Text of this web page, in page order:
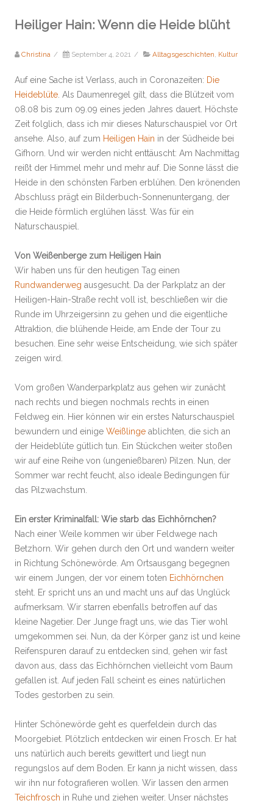
Heiliger Hain: Wenn die Heide blüht
Christina / September 4, 2021 / Alltagsgeschichten Kultur
Auf eine Sache ist Verlass, auch in Coronazeiten: Die
Heideblüte . Als Daumenregel gilt, dass die Blützeit vom
08.08 bis zum 09.09 eines jeden Jahres dauert. Höchste
Zeit folglich, dass ich mir dieses Naturschauspiel vor Ort
ansehe. Also, auf zum Heiligen Hain in der Südheide bei
Gifhorn. Und wir werden nicht enttäuscht: Am Nachmittag
reißt der Himmel mehr und mehr auf. Die Sonne lässt die
Heide in den schönsten Farben erblühen. Den krönenden
Abschluss prägt ein Bilderbuch-Sonnenuntergang, der
die Heide förmlich erglühen lässt. Was für ein
Naturschauspiel.
Von Weißenberge zum Heiligen Hain
Wir haben uns für den heutigen Tag einen
Rundwanderweg ausgesucht. Da der Parkplatz an der
Heiligen-Hain-Straße recht voll ist, beschließen wir die
Runde im Uhrzeigersinn zu gehen und die eigentliche
Attraktion, die blühende Heide, am Ende der Tour zu
besuchen. Eine sehr weise Entscheidung, wie sich später
zeigen wird.
Vom großen Wanderparkplatz aus gehen wir zunächt
nach rechts und biegen nochmals rechts in einen
Feldweg ein. Hier können wir ein erstes Naturschauspiel
bewundern und einige Weißlinge ablichten, die sich an
der Heideblüte gütlich tun. Ein Stückchen weiter stoßen
wir auf eine Reihe von (ungenießbaren) Pilzen. Nun, der
Sommer war recht feucht, also ideale Bedingungen für
das Pilzwachstum.
Ein erster Kriminalfall: Wie starb das Eichhörnchen?
Nach einer Weile kommen wir über Feldwege nach
Betzhorn. Wir gehen durch den Ort und wandern weiter
in Richtung Schönewörde. Am Ortsausgang begegnen
wir einem Jungen, der vor einem toten Eichhörnchen
steht. Er spricht uns an und macht uns auf das Unglück
aufmerksam. Wir starren ebenfalls betroffen auf das
kleine Nagetier. Der Junge fragt uns, wie das Tier wohl
umgekommen sei. Nun, da der Körper ganz ist und keine
Reifenspuren darauf zu entdecken sind, gehen wir fast
davon aus, dass das Eichhörnchen vielleicht vom Baum
gefallen ist. Auf jeden Fall scheint es eines natürlichen
Todes gestorben zu sein.
Hinter Schönewörde geht es querfeldein durch das
Moorgebiet. Plötzlich entdecken wir einen Frosch. Er hat
uns natürlich auch bereits gewittert und liegt nun
regungslos auf dem Boden. Er kann ja nicht wissen, dass
wir ihn nur fotografieren wollen. Wir lassen den armen
Teichfrosch in Ruhe und ziehen weiter. Unser nächstes